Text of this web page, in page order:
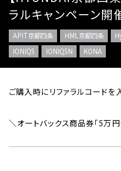
ラルキャンペーン開
APIT京都四条 HML京都四条
IONIQ5
IONIQ5N KONA
ご購入時にリファラルコード
＼オートバックス商品券「5万円